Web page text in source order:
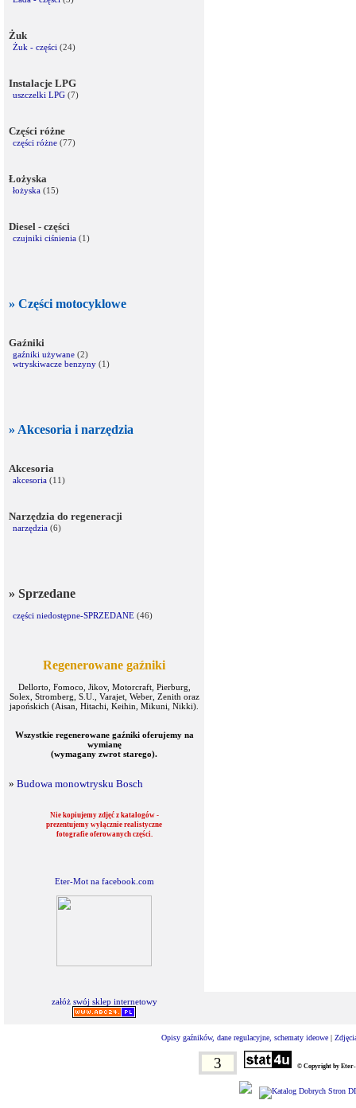
Żuk
Żuk - części (24)
Instalacje LPG
uszczelki LPG (7)
Części różne
części różne (77)
Łożyska
łożyska (15)
Diesel - części
czujniki ciśnienia (1)
» Części motocyklowe
Gaźniki
gaźniki używane (2)
wtryskiwacze benzyny (1)
» Akcesoria i narzędzia
Akcesoria
akcesoria (11)
Narzędzia do regeneracji
narzędzia (6)
» Sprzedane
części niedostępne-SPRZEDANE (46)
Regenerowane gaźniki
Dellorto, Fomoco, Jikov, Motorcraft, Pierburg,
Solex, Stromberg, S.U., Varajet, Weber, Zenith oraz
japońskich (Aisan, Hitachi, Keihin, Mikuni, Nikki).
Wszystkie regenerowane gaźniki oferujemy na
wymianę
(wymagany zwrot starego).
» Budowa monowtrysku Bosch
Nie kopiujemy zdjęć z katalogów -
prezentujemy wyłącznie realistyczne
fotografie oferowanych części.
Eter-Mot na facebook.com
załóż swój sklep internetowy
Opisy gaźników, dane regulacyjne, schematy ideowe |
3 © Copyright by